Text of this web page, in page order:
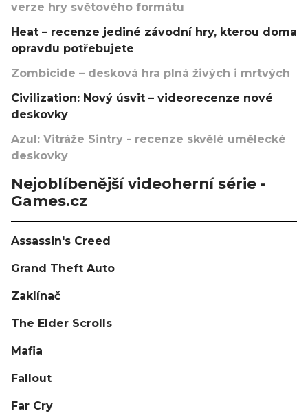
verze hry světového formátu
Heat – recenze jediné závodní hry, kterou doma
opravdu potřebujete
Zombicide – desková hra plná živých i mrtvých
Civilization: Nový úsvit – videorecenze nové
deskovky
Azul: Vitráže Sintry - recenze skvělé umělecké
deskovky
Nejoblíbenější videoherní série -
Games.cz
Assassin's Creed
Grand Theft Auto
Zaklínač
The Elder Scrolls
Mafia
Fallout
Far Cry